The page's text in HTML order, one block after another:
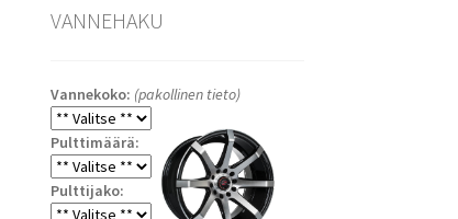
VANNEHAKU
Vannekoko: (pakollinen tieto)
Pulttimäärä:
Pulttijako: